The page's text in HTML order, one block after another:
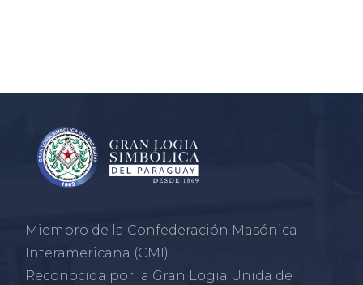
Miembro de la Confederación Masónica
Interamericana (CMI)
Reconocida por la Gran Logia Unida de